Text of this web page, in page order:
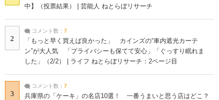
中】（投票結果） | 芸能人 ねとらぼリサーチ
2
コメント数： 7
「もっと早く買えば良かった」 カインズの“車内遮光カーテ
ン”が大人気 「プライバシーも保てて安心」「ぐっすり眠れま
した」（2/2） | ライフ ねとらぼリサーチ：2ページ目
3
コメント数： 7
兵庫県の「ケーキ」の名店10選！ 一番うまいと思う店はどこ？